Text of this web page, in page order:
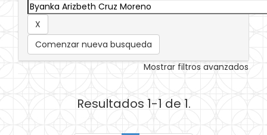
Comenzar nueva busqueda
Mostrar filtros avanzados
Resultados 1-1 de 1.